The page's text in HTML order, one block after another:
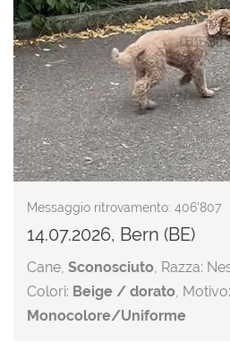
Messaggio ritrovamento: 406'807
14.07.2026, Bern (BE)
Cane, Sconosciuto, Razza:
Colori: Beige / dorato, Motivo:
Monocolore/Uniforme